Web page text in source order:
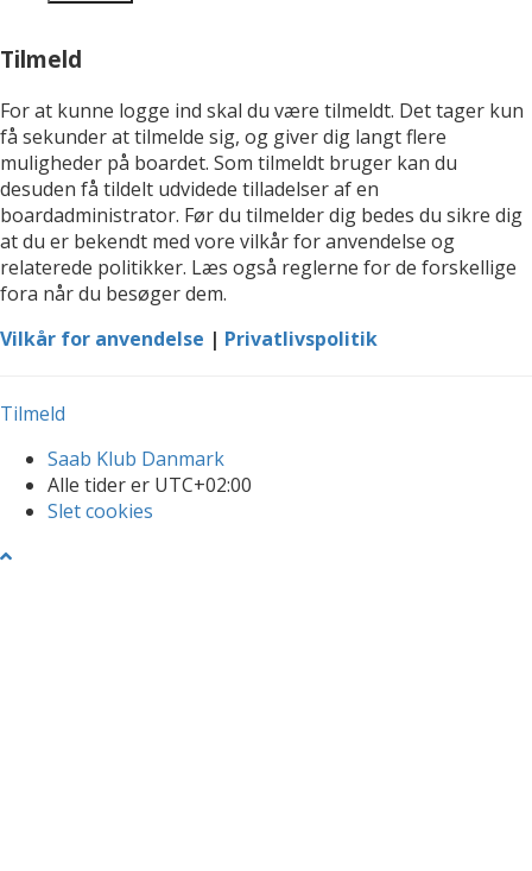
Tilmeld
For at kunne logge ind skal du være tilmeldt. Det tager kun
få sekunder at tilmelde sig, og giver dig langt flere
muligheder på boardet. Som tilmeldt bruger kan du
desuden få tildelt udvidede tilladelser af en
boardadministrator. Før du tilmelder dig bedes du sikre dig
at du er bekendt med vore vilkår for anvendelse og
relaterede politikker. Læs også reglerne for de forskellige
fora når du besøger dem.
Vilkår for anvendelse | Privatlivspolitik
Tilmeld
Saab Klub Danmark
Alle tider er UTC+02:00
Slet cookies